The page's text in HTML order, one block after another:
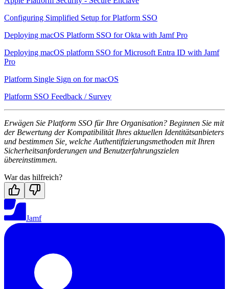
Configuring Simplified Setup for Platform SSO
Deploying macOS Platform SSO for Okta with Jamf Pro
Deploying macOS platform SSO for Microsoft Entra ID with Jamf
Pro
Platform Single Sign on for macOS
Platform SSO Feedback / Survey
Erwägen Sie Platform SSO für Ihre Organisation? Beginnen Sie mit
der Bewertung der Kompatibilität Ihres aktuellen Identitätsanbieters
und bestimmen Sie, welche Authentifizierungsmethoden mit Ihren
Sicherheitsanforderungen und Benutzerfahrungszielen
übereinstimmen.
War das hilfreich?
Jamf